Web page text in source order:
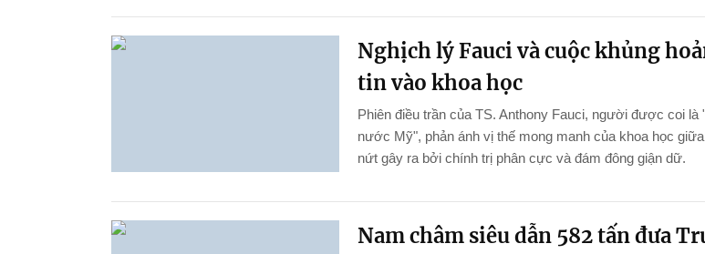
Nghịch lý Fauci và cuộc khủng
tin vào khoa học
Phiên điều trần của TS. Anthony Fauci, người được coi là
nước Mỹ", phản ánh vị thế mong manh của khoa học
nứt gây ra bởi chính trị phân cực và đám đông giận dữ.
Nam châm siêu dẫn 582 tấn đưa